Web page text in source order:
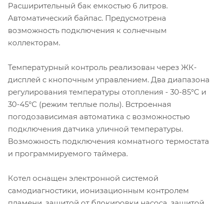
Расширительный бак емкостью 6 литров.
Автоматический байпас. Предусмотрена
возможность подключения к солнечным
коллекторам.
Температурный контроль реализован через ЖК-
дисплей с кнопочным управлением. Два диапазона
регулирования температуры отопления - 30-85°С и
30-45°С (режим теплые полы). Встроенная
погодозависимая автоматика с возможностью
подключения датчика уличной температуры.
Возможность подключения комнатного термостата
и программируемого таймера.
Котел оснащен электронной системой
самодиагностики, ионизационным контролем